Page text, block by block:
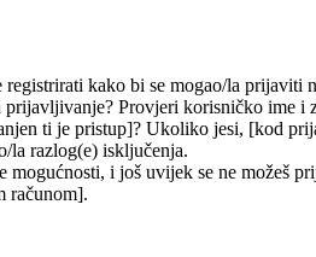
registrirati kako bi se mogao/la prijaviti
prijavljivanje? Provjeri korisničko ime i
ti je pristup]? Ukoliko jesi, [kod
la razlog(e) isključenja.
mogućnosti, i još uvijek se ne možeš
računom].